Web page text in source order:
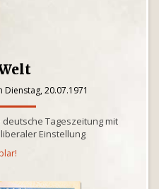
20.07.1971
Tageszeitung mit
Einstellung